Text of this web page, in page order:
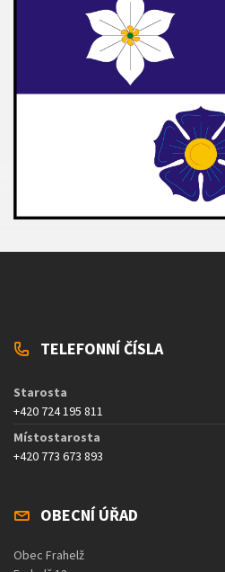
TELEFONNÍ ČÍSLA
Starosta
+420 724 195 811
Místostarosta
+420 773 673 893
OBECNÍ ÚŘAD
Obec Frahelž